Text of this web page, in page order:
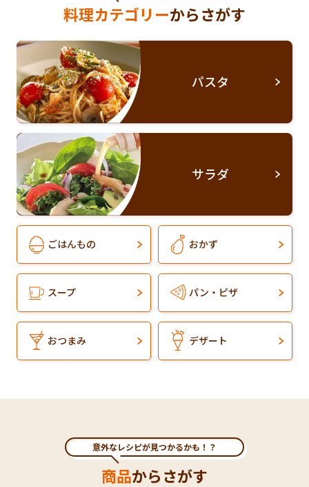
料理カテゴリーからさがす
パスタ
サラダ
ごはんもの おかず
スープ パン・ピザ
おつまみ デザート
商品からさがす
意外なレシピが見つかるかも！？